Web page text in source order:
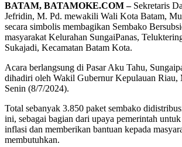
BATAM, BATAMOKE.COM – Sekretaris
Jefridin, M. Pd. mewakili Wali Kota Batam,
secara simbolis membagikan Sembako
masyarakat Kelurahan SungaiPanas,
Sukajadi, Kecamatan Batam Kota.
Acara berlangsung di Pasar Aku Tahu,
dihadiri oleh Wakil Gubernur Kepulauan Riau,
Senin (8/7/2024).
Total sebanyak 3.850 paket sembako
ini, sebagai bagian dari upaya pemerintah
inflasi dan memberikan bantuan kepada
membutuhkan.